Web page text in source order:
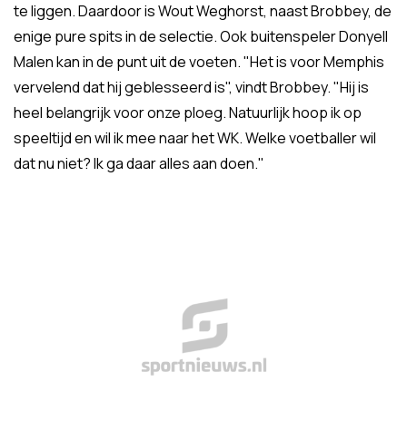
te liggen. Daardoor is Wout Weghorst, naast Brobbey, de
enige pure spits in de selectie. Ook buitenspeler Donyell
Malen kan in de punt uit de voeten. "Het is voor Memphis
vervelend dat hij geblesseerd is", vindt Brobbey. "Hij is
heel belangrijk voor onze ploeg. Natuurlijk hoop ik op
speeltijd en wil ik mee naar het WK. Welke voetballer wil
dat nu niet? Ik ga daar alles aan doen."